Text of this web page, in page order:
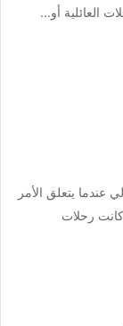
عندما يتعلق الأمر
01102106655، سواء كانت رحلات